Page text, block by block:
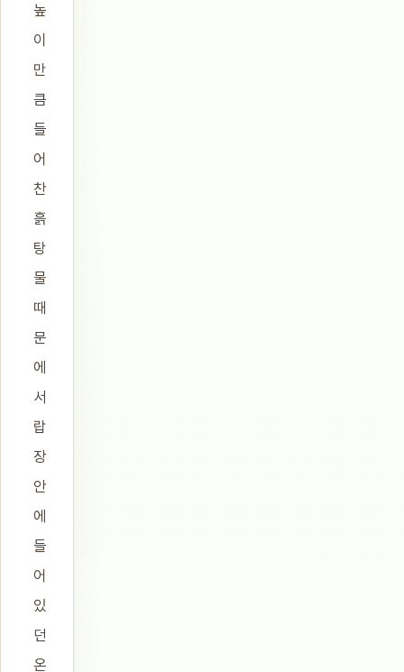
높
이
만
큼
들
어
찬
흙
탕
물
때
문
에
서
랍
장
안
에
들
어
있
던
온